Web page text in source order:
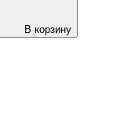
В корзину